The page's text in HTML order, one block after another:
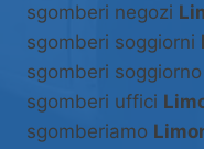
sgomberi negozi
sgomberi soggiorni
sgomberi soggiorno
sgomberi uffici
sgomberiamo